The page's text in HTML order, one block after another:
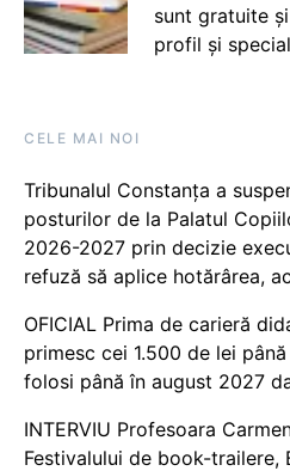
sunt gratuite
profil și
CELE MAI NOI
Tribunalul Constanța a
posturilor de la Palatul
2026-2027 prin decizie
refuză să aplice hotărârea,
OFICIAL Prima de carieră
primesc cei 1.500 de lei
folosi până în august 2027
INTERVIU Profesoara
Festivalului de book-trailere,